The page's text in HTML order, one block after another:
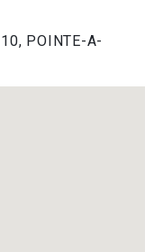
POINTE-A-